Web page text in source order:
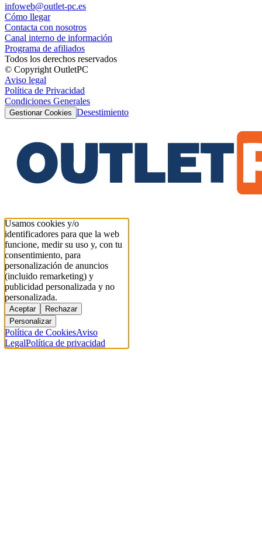
infoweb@outlet-pc.es
Cómo llegar
Contacta con nosotros
Canal interno de información
Programa de afiliados
Todos los derechos reservados
© Copyright OutletPC
Aviso legal
Política de Privacidad
Condiciones Generales
Gestionar Cookies Desestimiento
Usamos cookies y/o
identificadores para que la web
funcione, medir su uso y, con tu
consentimiento, para
personalización de anuncios
(incluido remarketing) y
publicidad personalizada y no
personalizada.
Aceptar
Rechazar
Personalizar
Política de CookiesAviso
LegalPolítica de privacidad